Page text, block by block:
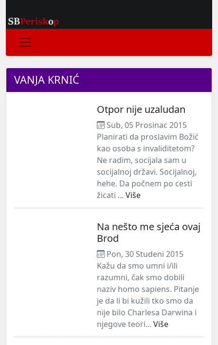
VANJA KRNIĆ
Otpor nije uzaludan
Sub, 05 Prosinac 2015
Planirati da proslavim Božić
kao osoba s invaliditetom?
Ne radim, socijala sam u
socijalnoj državi. Socijalnoj,
hehe. Da počnem po cesti
žicati ... Više
Na nešto me sjeća ovaj
Brod
Pon, 30 Studeni 2015
Kažu da smo umni i/ili
razumni, čak smo dobili
naziv homo sapiens. Pitanje
je da li bi kužili tko smo da
nije bilo Charlesa Darwina i
njegove teori... Više